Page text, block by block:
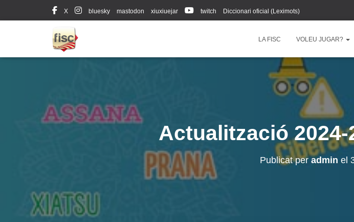
X bluesky mastodon xiuxiuejar twitch Diccionari oficial (Leximots)
LA FISC VOLEU JUGAR?
Actualització
Publicat peradmin el